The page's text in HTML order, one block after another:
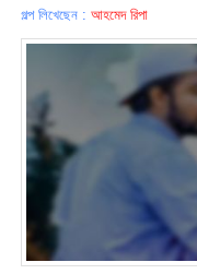
গল্প লিখেছেন :আহমেদ রিপা